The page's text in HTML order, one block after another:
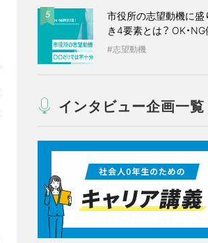
5
市役所の志望動機に盛
き4要素とは？ OK・
志望動機
インタビュー企画一覧